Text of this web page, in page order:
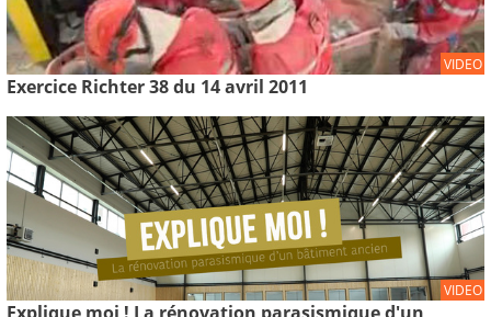
VIDEO
Exercice Richter 38 du 14 avril 2011
VIDEO